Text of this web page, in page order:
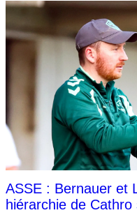
ASSE : Bernauer et
hiérarchie de Cathro